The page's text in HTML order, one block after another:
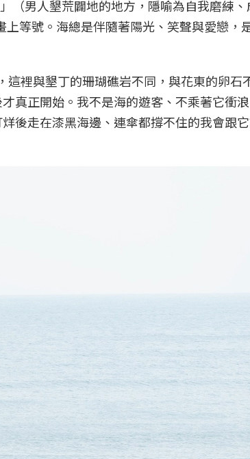
（男人墾荒闢地的地方，隱喻為自我磨練
等號。海總是伴隨著陽光、笑聲與愛戀，
裡與墾丁的珊瑚礁岩不同，與花東的卵石
真正開始。我不是海的遊客、不乘著它衝
後走在漆黑海邊、連傘都撐不住的我會跟